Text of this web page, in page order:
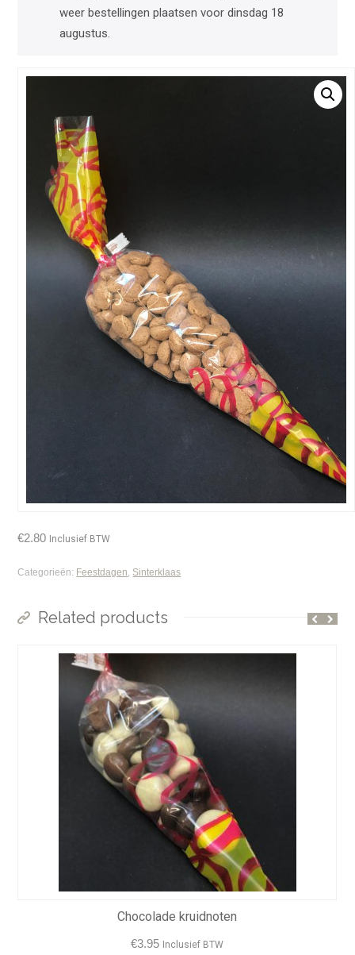
weer bestellingen plaatsen voor dinsdag 18
augustus.
€2.80 Inclusief BTW
Categorieën: Feestdagen Sinterklaas
Related products
Chocolade kruidnoten
€3.95 Inclusief BTW